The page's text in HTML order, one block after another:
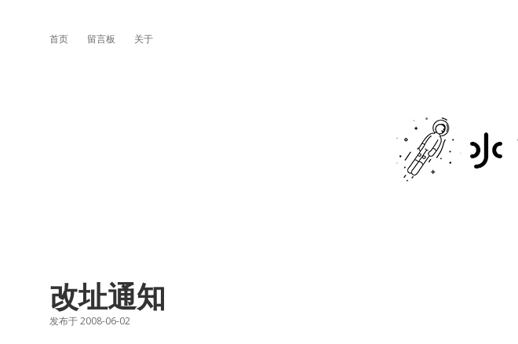
首页 留言板 关于
水
妖
改址通知
发布于 2008-06-02